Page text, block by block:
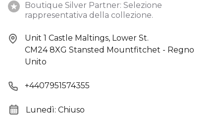
Boutique Silver Partner: Selezione
rappresentativa della collezione.
Unit 1 Castle Maltings, Lower St.
CM24 8XG Stansted Mountfitchet - Regno
Unito
+4407951574355
Lunedì: Chiuso